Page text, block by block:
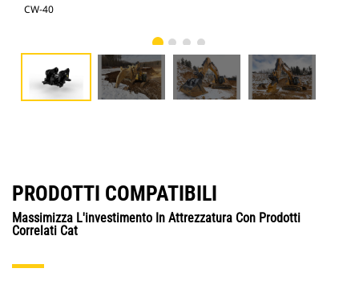
CW-40
PRODOTTI COMPATIBILI
Massimizza L'investimento In Attrezzatura Con Prodotti
Correlati Cat